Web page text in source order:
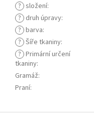
? složení:
? druh úpravy:
? barva:
? Šíře tkaniny:
? Primární určení
tkaniny:
Gramáž:
Praní: